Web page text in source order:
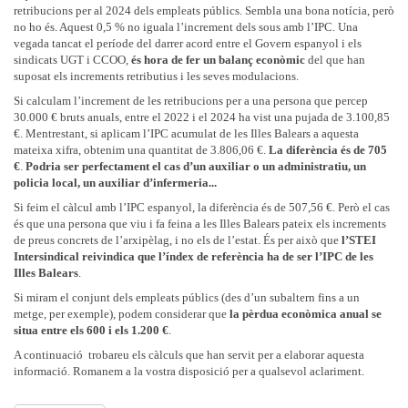
proves
L’STEI va demanar per la previsió de dates d’examen de diferents
categories i per possibles ubicacions.
La cap de servei de Selecció i Provisió ens va contestar que fan feina
per poder emparaular diferents espais per fer-hi les proves.
les primeres proves seran del subgrup A2,
ja que han de dur a terme
tres proves. Hi haurà proves de diferents categories/especialitats en un
mateix dia.Entre prova i prova hauran de passar un mínim de tres
dies hàbils. La previsió de les primeres proves és per octubre o
novembre.
Pel que fa a les properes convocatòries de concurs oposició, la previsió
de publicació és la següent:
Abril-maig 2025
Psicòleg/òloga
Tècnic/a grau mitjà
Metge/ssa
Tècnic/a mitjà informàtica grup B
als aspirants o bé que han cridat i no han contestat, o bé que l'aspirant
ha estat sancionat, o que resta en situació de no disponible.
L'Administració ho valorà de forma positiva i estudiarà com es podria
fer aplicar-ho, si bé, reconeix que el contracte de telefonia compartida
amb el CIM no preveu aquesta eina.
9. Nombre d’usuaris totals del SAID. Desglossament d’usuaris que
utilitzen el servei de Psicologia, Fisioteràpia i Educació Social, la
ràtio.
L'STEIva exposar que hi ha una manca de psicòlegs, fisioterapeutes o
educadors socials per atendre les necessitats dels usuaris d'aquest
L’Administració va informar de les dades d’atenció d’aquest personal,
de la seva distribució i de les tasques pendents, com el nomenament
d’un nutricionista per programa tan bon punt l’IMAS disposi d’una
borsa d’aquesta especialitat.
Ja s’està tramitant a Recursos Humans.
11. Incorporació tècnic-a en cures auxiliar d’Infermeria en centres
de primera acollida per atendre necessitats especials de menors amb
discapacitat
retribucions per al 2024 dels empleats públics. Sembla una bona notícia, però
no ho és. Aquest 0,5 % no iguala l’increment dels sous amb l’IPC. Una
vegada tancat el període del darrer acord entre el Govern espanyol i els
sindicats UGT i CCOO, és hora de fer un balanç econòmic del que han
suposat els increments retributius i les seves modulacions.
Si calculam l’increment de les retribucions per a una persona que percep
30.000 € bruts anuals, entre el 2022 i el 2024 ha vist una pujada de 3.100,85
€. Mentrestant, si aplicam l’IPC acumulat de les Illes Balears a aquesta
mateixa xifra, obtenim una quantitat de 3.806,06 €. La diferència és de 705
€. Podria ser perfectament el cas d’un auxiliar o un administratiu, un
policia local, un auxiliar d’infermeria...
Si feim el càlcul amb l’IPC espanyol, la diferència és de 507,56 €. Però el cas
és que una persona que viu i fa feina a les Illes Balears pateix els increments
de preus concrets de l’arxipèlag, i no els de l’estat. És per això que l’STEI
Intersindical reivindica que l’índex de referència ha de ser l’IPC de les
Illes Balears.
Si miram el conjunt dels empleats públics (des d’un subaltern fins a un
metge, per exemple), podem considerar que la pèrdua econòmica anual se
situa entre els 600 i els 1.200 €.
A continuació trobareu els càlculs que han servit per a elaborar aquesta
informació. Romanem a la vostra disposició per a qualsevol aclariment.